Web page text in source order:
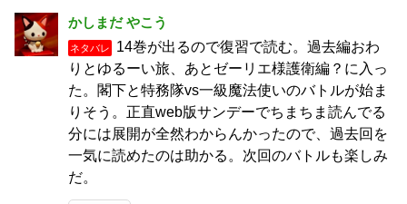
かしまだ やこう
ネタバレ
14巻が出るので復習で読む。過去編おわ
りとゆるーい旅、あとゼーリエ様護衛編？に入っ
た。閣下と特務隊vs一級魔法使いのバトルが始ま
りそう。正直web版サンデーでちまちま読んでる
分には展開が全然わからんかったので、過去回を
一気に読めたのは助かる。次回のバトルも楽しみ
だ。